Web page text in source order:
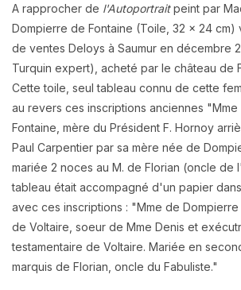
A rapprocher de l'Autoportraitpeint par
Dompierre de Fontaine (Toile, 32 x 24 cm)
de ventes Deloys à Saumur en décembre
Turquin expert), acheté par le château de
Cette toile, seul tableau connu de cette
au revers ces inscriptions anciennes
Fontaine, mère du Président F. Hornoy
Paul Carpentier par sa mère née de
mariée 2 noces au M. de Florian (oncle de
tableau était accompagné d'un papier
avec ces inscriptions : "Mme de
de Voltaire, soeur de Mme Denis et
testamentaire de Voltaire. Mariée en
marquis de Florian, oncle du Fabuliste."